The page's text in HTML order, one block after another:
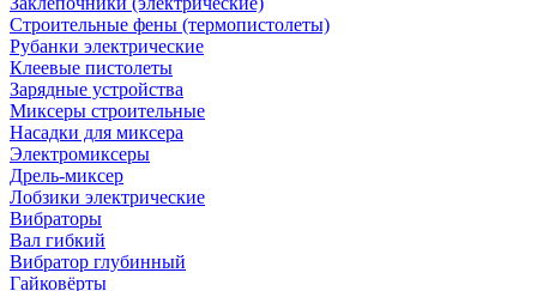
Строительные фены (термопистолеты)
Рубанки электрические
Клеевые пистолеты
Зарядные устройства
Миксеры строительные
Насадки для миксера
Электромиксеры
Дрель-миксер
Лобзики электрические
Вибраторы
Вал гибкий
Вибратор глубинный
Гайковёрты